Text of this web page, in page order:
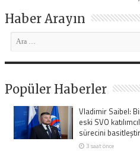
Haber Arayın
Popüler Haberler
Vladimir Saibel:
eski SVO
sürecini
3 saat önce